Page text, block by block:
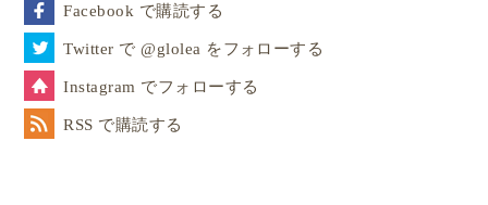
Facebook で購読する
Twitter で @glolea をフォローする
Instagram でフォローする
RSS で購読する